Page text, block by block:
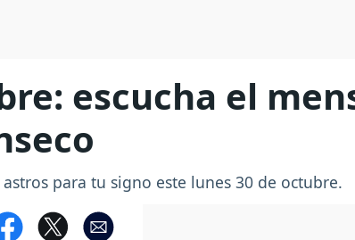
escucha el
para tu signo este lunes 30 de octubre.